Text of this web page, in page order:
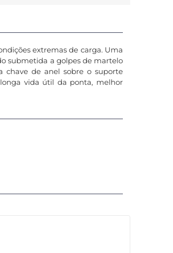
extremas de carga. Uma
submetida a golpes de martelo
chave de anel sobre o suporte
vida útil da ponta, melhor